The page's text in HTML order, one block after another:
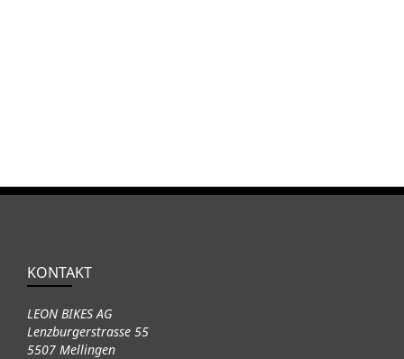
KONTAKT
LEON BIKES AG
Lenzburgerstrasse 55
5507 Mellingen